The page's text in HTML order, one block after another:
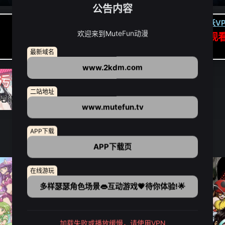
下载虎跃
APP高速专线可前往APP观
公告内容
欢迎来到MuteFun动漫
最新域名
www.2kdm.com
二站地址
www.mutefun.tv
APP下载
APP下载页
在线游玩
多样瑟瑟角色场景👄互动游戏💗待你体验!🌟
加载失败或播放缓慢，请使用VPN